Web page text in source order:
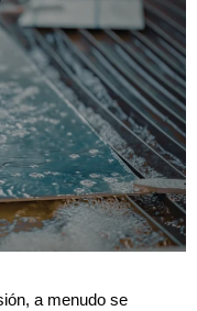
a menudo se